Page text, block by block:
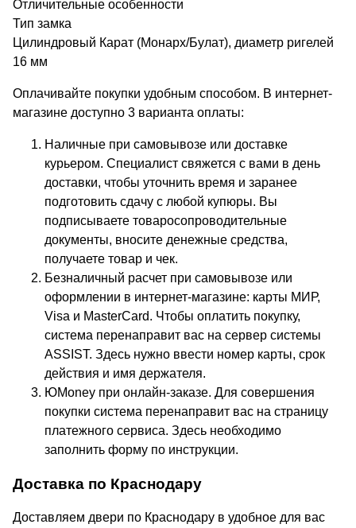
Отличительные особенности
Тип замка
Цилиндровый Карат (Монарх/Булат), диаметр ригелей
16 мм
Оплачивайте покупки удобным способом. В интернет-
магазине доступно 3 варианта оплаты:
Наличные при самовывозе или доставке
курьером. Специалист свяжется с вами в день
доставки, чтобы уточнить время и заранее
подготовить сдачу с любой купюры. Вы
подписываете товаросопроводительные
документы, вносите денежные средства,
получаете товар и чек.
Безналичный расчет при самовывозе или
оформлении в интернет-магазине: карты МИР,
Visa и MasterCard. Чтобы оплатить покупку,
система перенаправит вас на сервер системы
ASSIST. Здесь нужно ввести номер карты, срок
действия и имя держателя.
ЮMoney при онлайн-заказе. Для совершения
покупки система перенаправит вас на страницу
платежного сервиса. Здесь необходимо
заполнить форму по инструкции.
Доставка по Краснодару
Доставляем двери по Краснодару в удобное для вас